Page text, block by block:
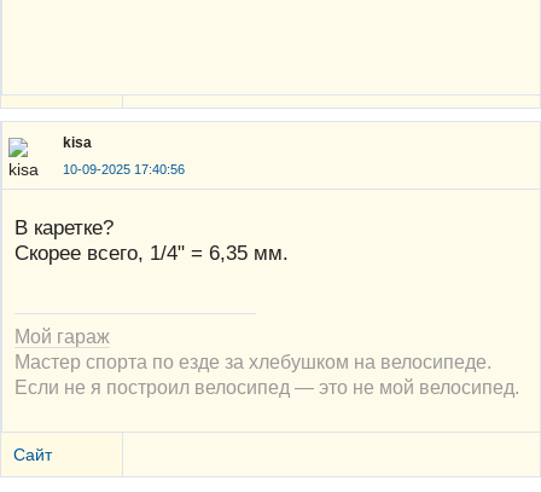
kisa
10-09-2025 17:40:56
В каретке?
Скорее всего, 1/4" = 6,35 мм.
Мой гараж
Мастер спорта по езде за хлебушком на велосипеде.
Если не я построил велосипед — это не мой велосипед.
Сайт